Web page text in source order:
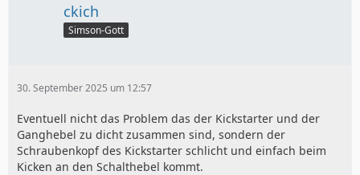
ckich
Simson-Gott
30. September 2025 um 12:57
Eventuell nicht das Problem das der Kickstarter und der
Ganghebel zu dicht zusammen sind, sondern der
Schraubenkopf des Kickstarter schlicht und einfach beim
Kicken an den Schalthebel kommt.